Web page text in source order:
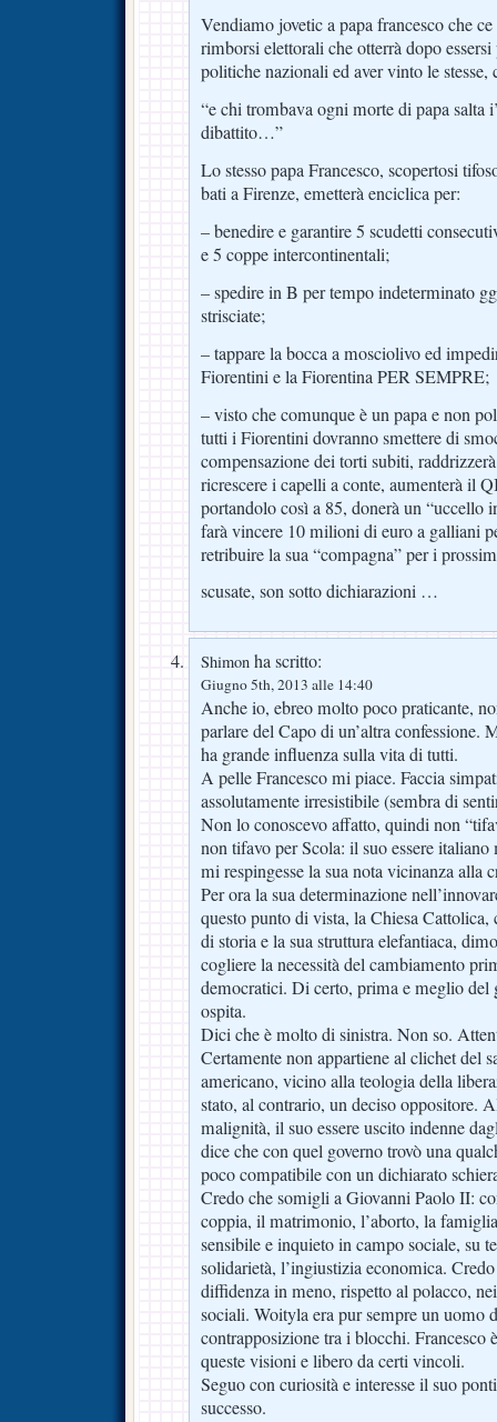
Vendiamo jovetic a papa francesco che
rimborsi elettorali che otterrà dopo
politiche nazionali ed aver vinto le
“e chi trombava ogni morte di papa salta
dibattito…”
Lo stesso papa Francesco, scopertosi
bati a Firenze, emetterà enciclica per:
– benedire e garantire 5 scudetti
e 5 coppe intercontinentali;
– spedire in B per tempo indeterminato
strisciate;
– tappare la bocca a mosciolivo ed
Fiorentini e la Fiorentina PER SEMPRE;
– visto che comunque è un papa e non
tutti i Fiorentini dovranno smettere di
compensazione dei torti subiti,
ricrescere i capelli a conte, aumenterà il
portandolo così a 85, donerà un “uccello
farà vincere 10 milioni di euro a galliani
retribuire la sua “compagna” per i
scusate, son sotto dichiarazioni …
Shimon ha scritto:
Giugno 5th, 2013 alle 14:40
Anche io, ebreo molto poco praticante,
parlare del Capo di un’altra confessione.
ha grande influenza sulla vita di tutti.
A pelle Francesco mi piace. Faccia
assolutamente irresistibile (sembra di
Non lo conoscevo affatto, quindi non
non tifavo per Scola: il suo essere
mi respingesse la sua nota vicinanza alla
Per ora la sua determinazione
questo punto di vista, la Chiesa
di storia e la sua struttura elefantiaca,
cogliere la necessità del cambiamento
democratici. Di certo, prima e meglio del
ospita.
Dici che è molto di sinistra. Non so.
Certamente non appartiene al clichet del
americano, vicino alla teologia della
stato, al contrario, un deciso oppositore.
malignità, il suo essere uscito indenne
dice che con quel governo trovò una
poco compatibile con un dichiarato
Credo che somigli a Giovanni Paolo II:
coppia, il matrimonio, l’aborto, la
sensibile e inquieto in campo sociale, su
solidarietà, l’ingiustizia economica.
diffidenza in meno, rispetto al polacco,
sociali. Woityla era pur sempre un uomo
contrapposizione tra i blocchi. Francesco
queste visioni e libero da certi vincoli.
Seguo con curiosità e interesse il suo
successo.